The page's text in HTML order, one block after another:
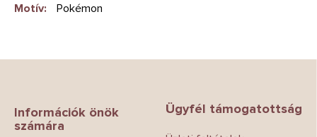
Motív: Pokémon
Információk önök
számára
Ügyfél támogatottság